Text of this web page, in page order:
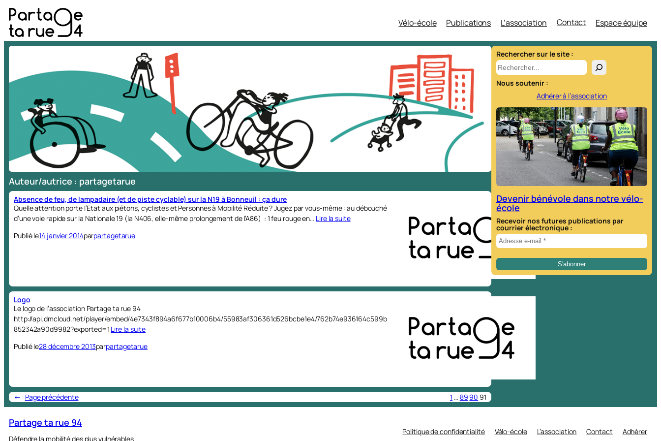
Aller
au
contenu
Vélo-école Publications L’association Contact Espace équipe
Auteur/autrice : partagetarue
Absence de feu, de lampadaire (et de piste cyclable) sur la N19 à Bonneuil : ça dure
Quelle attention porte l’Etat aux piétons, cyclistes et Personnes à Mobilité Réduite ? Jugez par vous-même : au débouché
d’une voie rapide sur la Nationale 19 (la N406, elle-même prolongement de l’A86) : 1 feu rouge en… Lire la suite
Publié le14 janvier 2014parpartagetarue
Logo
Le logo de l’association Partage ta rue 94
http://api.dmcloud.net/player/embed/4e7343f894a6f677b10006b4/55983af306361d526bcbe1e4/762b74e936164c599b
852342a90d9982?exported=1 Lire la suite
Publié le28 décembre 2013parpartagetarue
← Page précédente 1 … 89 90 91
Rechercher sur le site :
R
e
c
e
r
c
h
r
Nous soutenir :
Adhérer à l’association
Devenir bénévole dans notre vélo-
école
Recevoir nos futures publications par
courrier électronique :
Partage ta rue 94
Défendre la mobilité des plus vulnérables
Politique de confidentialité Vélo-école L’association Contact Adhérer